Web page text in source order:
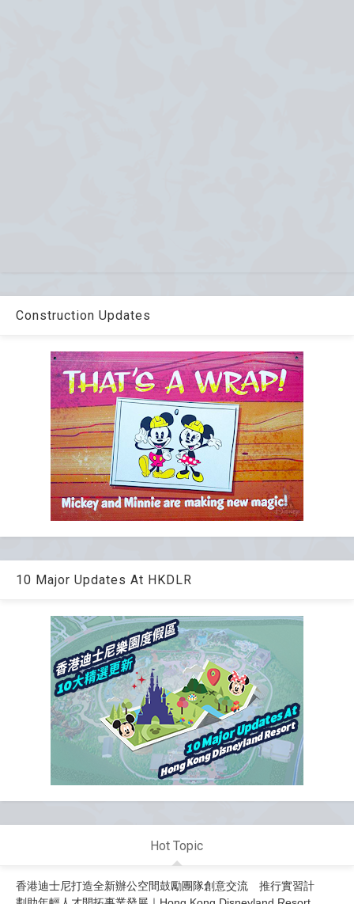
Construction Updates
10 Major Updates At HKDLR
Hot Topic
香港迪士尼打造全新辦公空間鼓勵團隊創意交流 推行實習計